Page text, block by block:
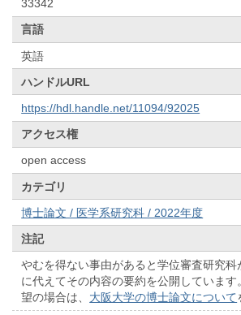
33342
言語
英語
ハンドルURL
https://hdl.handle.net/11094/92025
アクセス権
open access
カテゴリ
博士論文 / 医学系研究科 / 2022年度
注記
やむを得ない事由があると学位審査研究
に代えてその内容の要約を公開していま
望の場合は、 大阪大学の博士論文について